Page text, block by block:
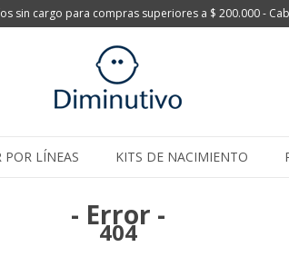
sin cargo para compras superiores a $ 200.000 -
POR LÍNEAS KITS DE NACIMIENTO
- Error -
404